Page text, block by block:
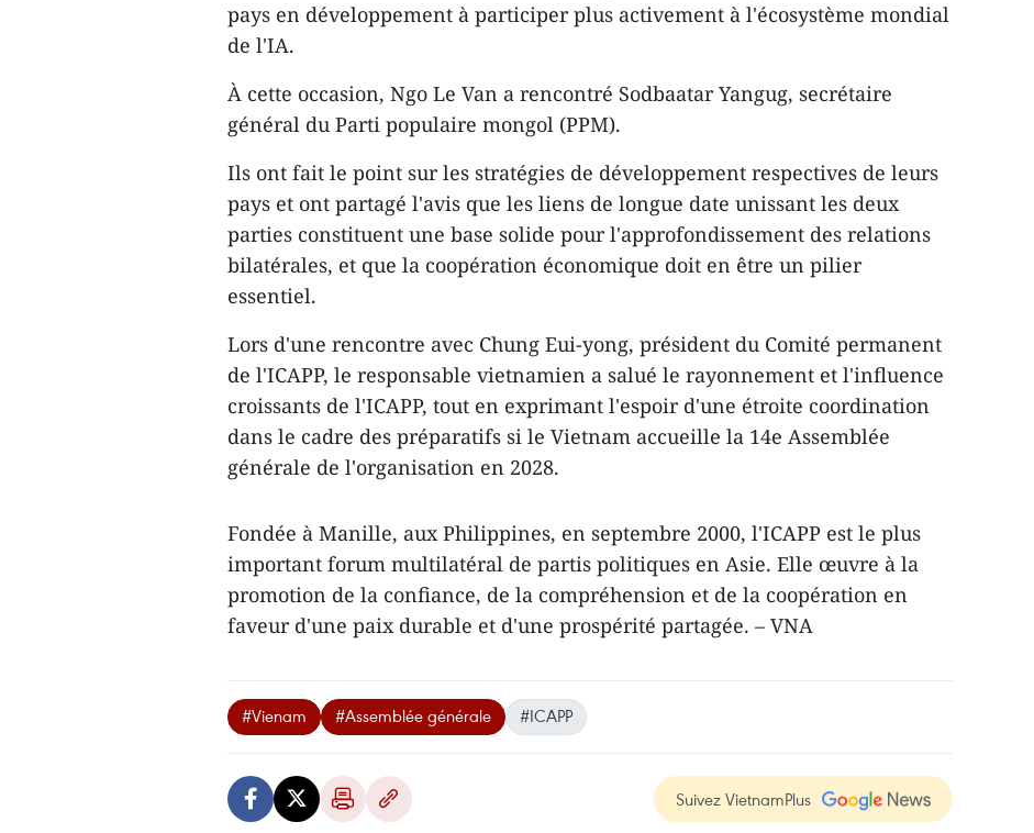
pays en développement à participer plus activement à l'écosystème mondial
de l'IA.
À cette occasion, Ngo Le Van a rencontré Sodbaatar Yangug, secrétaire
général du Parti populaire mongol (PPM).
Ils ont fait le point sur les stratégies de développement respectives de leurs
pays et ont partagé l'avis que les liens de longue date unissant les deux
parties constituent une base solide pour l'approfondissement des relations
bilatérales, et que la coopération économique doit en être un pilier
essentiel.
Lors d'une rencontre avec Chung Eui-yong, président du Comité permanent
de l'ICAPP, le responsable vietnamien a salué le rayonnement et l'influence
croissants de l'ICAPP, tout en exprimant l'espoir d'une étroite coordination
dans le cadre des préparatifs si le Vietnam accueille la 14e Assemblée
générale de l'organisation en 2028.
Fondée à Manille, aux Philippines, en septembre 2000, l'ICAPP est le plus
important forum multilatéral de partis politiques en Asie. Elle œuvre à la
promotion de la confiance, de la compréhension et de la coopération en
faveur d'une paix durable et d'une prospérité partagée. – VNA
#Vienam #Assemblée générale #ICAPP
Suivez VietnamPlus